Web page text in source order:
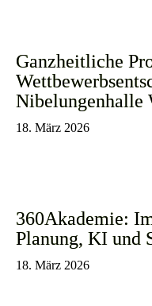
Ganzheitliche
Nibelungenhalle
18. März 2026
360Akademie:
Planung, KI und
18. März 2026